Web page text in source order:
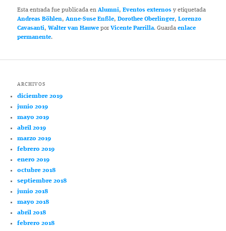
Esta entrada fue publicada enAlumni,Eventos externos y etiquetada
Andreas Böhlen,Anne-Suse Enßle,Dorothee Oberlinger,Lorenzo
Cavasanti,Walter van Hauwe porVicente Parrilla. Guardaenlace
permanente.
ARCHIVOS
diciembre 2019
junio 2019
mayo 2019
abril 2019
marzo 2019
febrero 2019
enero 2019
octubre 2018
septiembre 2018
junio 2018
mayo 2018
abril 2018
febrero 2018